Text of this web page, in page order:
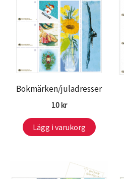
Bokmärken/juladresser
10kr
Lägg i varukorg